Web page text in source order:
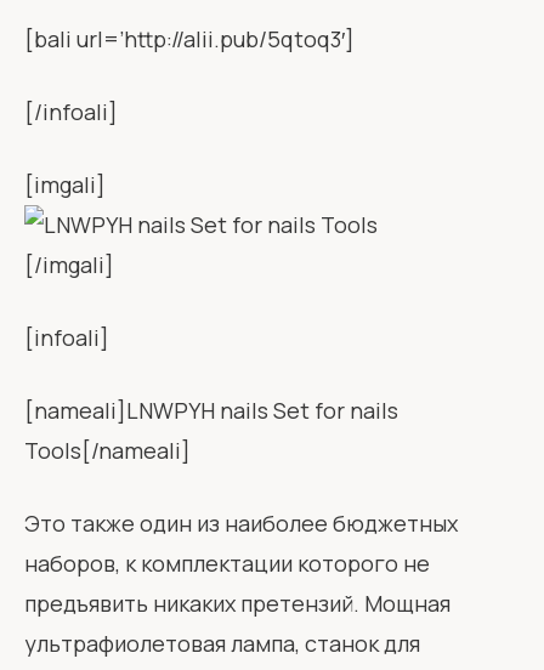
[bali url=’http://alii.pub/5qtoq3′]
[/infoali]
[imgali]
[/imgali]
[infoali]
[nameali]LNWPYH nails Set for nails
Tools[/nameali]
Это также один из наиболее бюджетных
наборов, к комплектации которого не
предъявить никаких претензий. Мощная
ультрафиолетовая лампа, станок для